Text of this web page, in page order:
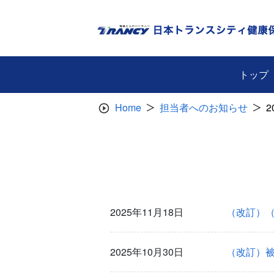
トップ
Home 担当者へのお知らせ
2025年11月18日 （改訂）
2025年10月30日 （改訂）